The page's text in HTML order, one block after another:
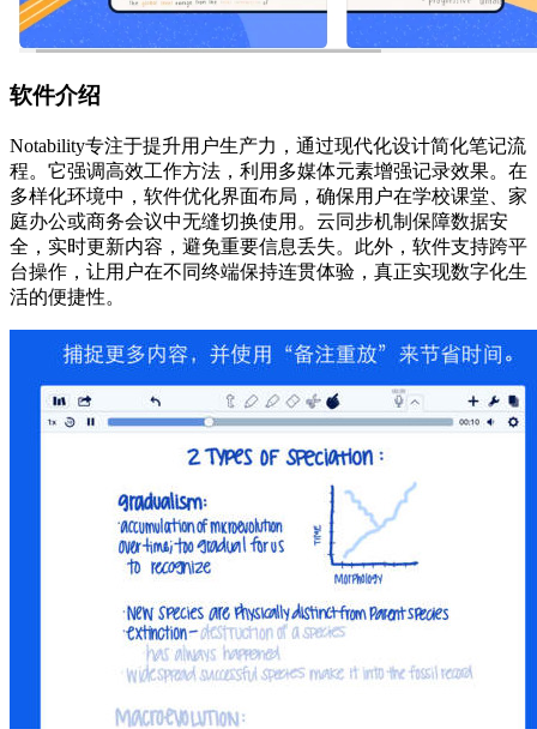
软件介绍
Notability专注于提升用户生产力，通过现代化设计简化笔记流
程。它强调高效工作方法，利用多媒体元素增强记录效果。在
多样化环境中，软件优化界面布局，确保用户在学校课堂、家
庭办公或商务会议中无缝切换使用。云同步机制保障数据安
全，实时更新内容，避免重要信息丢失。此外，软件支持跨平
台操作，让用户在不同终端保持连贯体验，真正实现数字化生
活的便捷性。